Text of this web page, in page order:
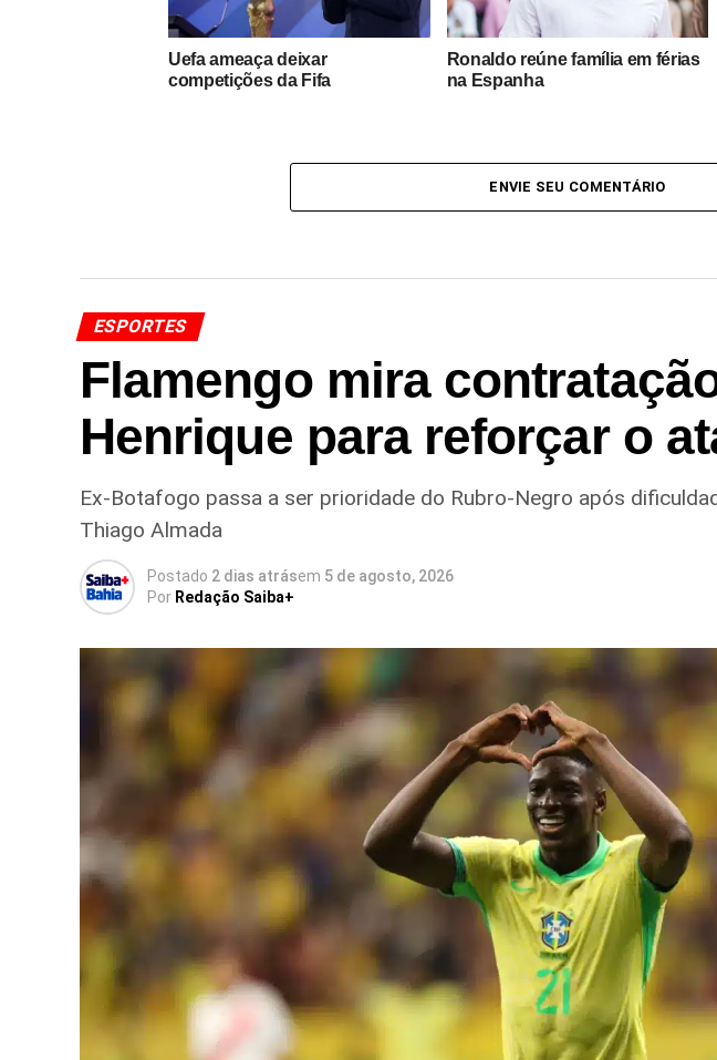
Uefa ameaça deixar
competições da Fifa
Ronaldo reúne família em férias
na Espanha
ENVIE SEU COMENTÁRIO
ESPORTES
Flamengo mira
Henrique para reforçar o
Ex-Botafogo passa a ser prioridade do Rubro-Negro após
Thiago Almada
Postado 2 dias atrásem 5 de agosto, 2026
Por Redação Saiba+